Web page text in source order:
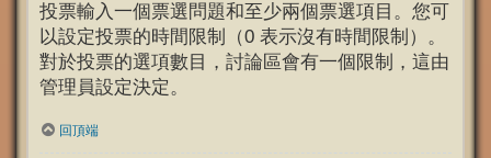
投票輸入一個票選問題和至少兩個票選項目。您可
以設定投票的時間限制（0 表示沒有時間限制）。
對於投票的選項數目，討論區會有一個限制，這由
管理員設定決定。
回頂端